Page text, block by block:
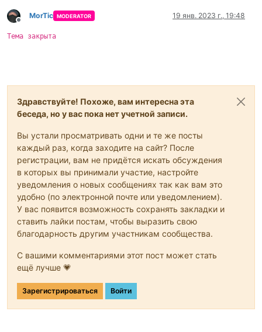
Не в сети
MorTic MODERATOR 19 янв. 2023 г., 19:48
Тема закрыта
Здравствуйте! Похоже, вам интересна эта
беседа, но у вас пока нет учетной записи.
Вы устали просматривать одни и те же посты
каждый раз, когда заходите на сайт? После
регистрации, вам не придётся искать обсуждения
в которых вы принимали участие, настройте
уведомления о новых сообщениях так как вам это
удобно (по электронной почте или уведомлением).
У вас появится возможность сохранять закладки и
ставить лайки постам, чтобы выразить свою
благодарность другим участникам сообщества.
С вашими комментариями этот пост может стать
ещё лучше 💗
Зарегистрироваться Войти